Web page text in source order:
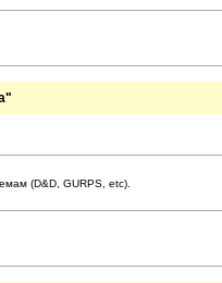
(D&D, GURPS, etc).